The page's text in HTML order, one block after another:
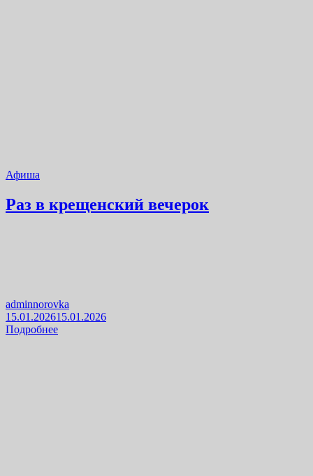
Афиша
Раз в крещенский вечерок
adminnorovka
15.01.202615.01.2026
Подробнее